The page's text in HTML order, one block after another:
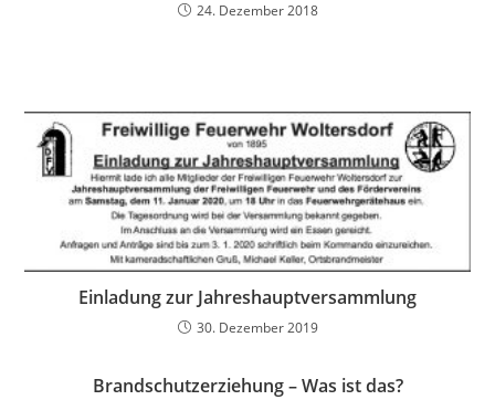
24. Dezember 2018
Einladung zur Jahreshauptversammlung
30. Dezember 2019
Brandschutzerziehung – Was ist das?